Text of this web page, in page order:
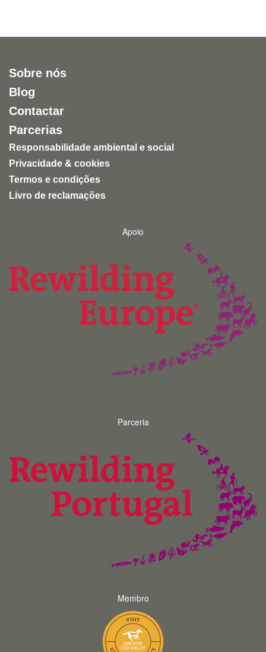
Sobre nós
Blog
Contactar
Parcerias
Responsabilidade ambiental e social
Privacidade & cookies
Termos e condições
Livro de reclamações
Apoio
Parceria
Membro